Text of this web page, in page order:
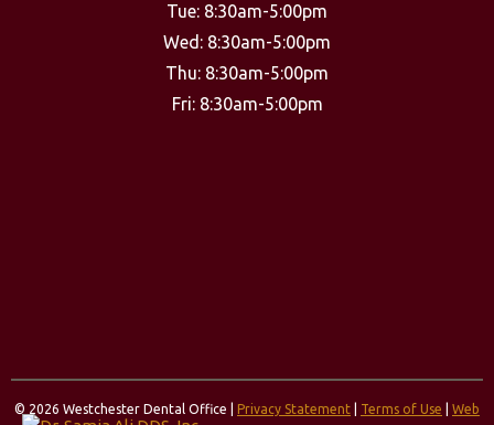
Tue: 8:30am-5:00pm
Wed: 8:30am-5:00pm
Thu: 8:30am-5:00pm
Fri: 8:30am-5:00pm
© 2026 Westchester Dental Office | Privacy Statement Terms of Use Web